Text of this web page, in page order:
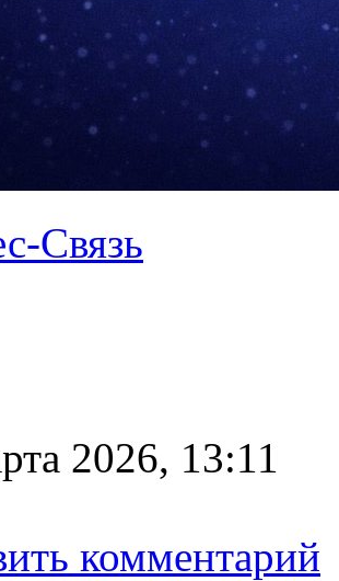
Связь
2026, 13:11
комментарий